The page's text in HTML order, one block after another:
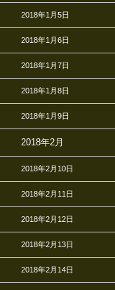
2018年1月5日
2018年1月6日
2018年1月7日
2018年1月8日
2018年1月9日
2018年2月
2018年2月10日
2018年2月11日
2018年2月12日
2018年2月13日
2018年2月14日